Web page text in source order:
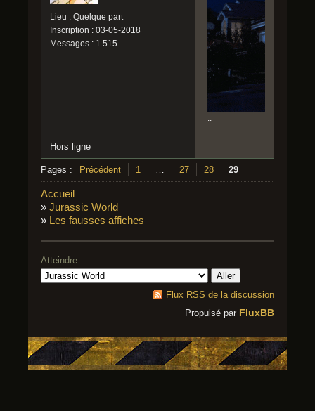
Lieu : Quelque part
Inscription : 03-05-2018
Messages : 1 515
..
Hors ligne
Pages : Précédent 1 27 28 29
Accueil
» Jurassic World
» Les fausses affiches
Atteindre
Flux RSS de la discussion
Propulsé par FluxBB